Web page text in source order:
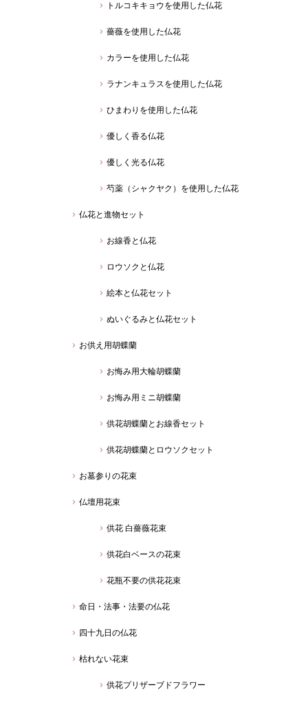
トルコキキョウを使用した仏花
薔薇を使用した仏花
カラーを使用した仏花
ラナンキュラスを使用した仏花
ひまわりを使用した仏花
優しく香る仏花
優しく光る仏花
芍薬（シャクヤク）を使用した仏花
仏花と進物セット
お線香と仏花
ロウソクと仏花
絵本と仏花セット
ぬいぐるみと仏花セット
お供え用胡蝶蘭
お悔み用大輪胡蝶蘭
お悔み用ミニ胡蝶蘭
供花胡蝶蘭とお線香セット
供花胡蝶蘭とロウソクセット
お墓参りの花束
仏壇用花束
供花 白薔薇花束
供花白ベースの花束
花瓶不要の供花花束
命日・法事・法要の仏花
四十九日の仏花
枯れない花束
供花プリザーブドフラワー